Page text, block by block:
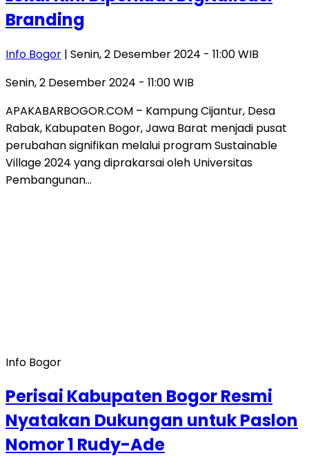
Branding
Info Bogor | Senin, 2 Desember 2024 - 11:00 WIB
Senin, 2 Desember 2024 - 11:00 WIB
APAKABARBOGOR.COM – Kampung Cijantur, Desa
Rabak, Kabupaten Bogor, Jawa Barat menjadi pusat
perubahan signifikan melalui program Sustainable
Village 2024 yang diprakarsai oleh Universitas
Pembangunan…
Info Bogor
Perisai Kabupaten Bogor Resmi
Nyatakan Dukungan untuk Paslon
Nomor 1 Rudy-Ade